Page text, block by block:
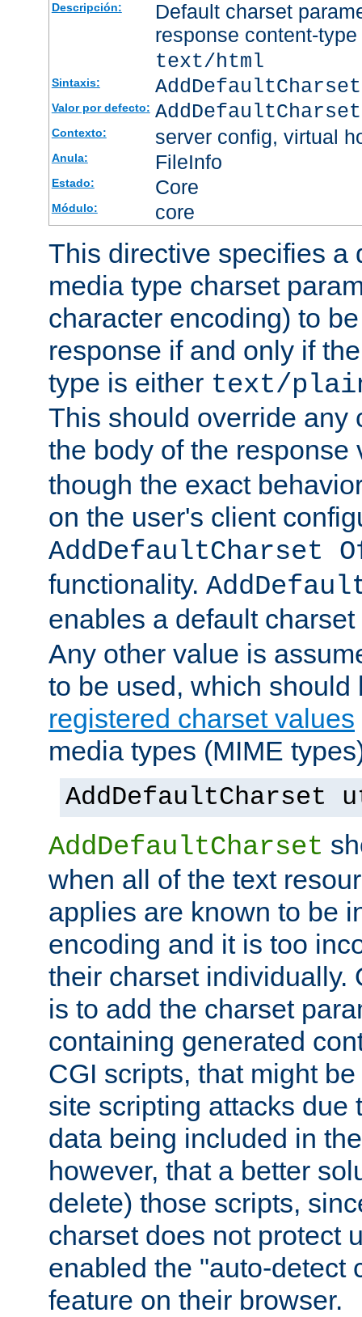
Descripción:
Default charset
response content-
text/html
Sintaxis:
Valor por defecto:
Contexto: server config, virtual
Anula: FileInfo
Estado: Core
Módulo: core
This directive specifies a
media type charset
character encoding) to
response if and only if
type is either text/
This should override any
the body of the
though the exact
on the user's client
AddDefaultCharset
functionality.
enables a default
Any other value is
to be used, which
registered charset values
media types (MIME
AddDefaultCharset
AddDefaultCharset
when all of the text
applies are known to be
encoding and it is too
their charset individually.
is to add the charset
containing generated
CGI scripts, that might
site scripting attacks due
data being included in
however, that a better
delete) those scripts,
charset does not protect
enabled the "auto-detect
feature on their browser.